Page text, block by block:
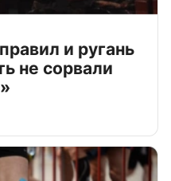
и ругань
не сорвали